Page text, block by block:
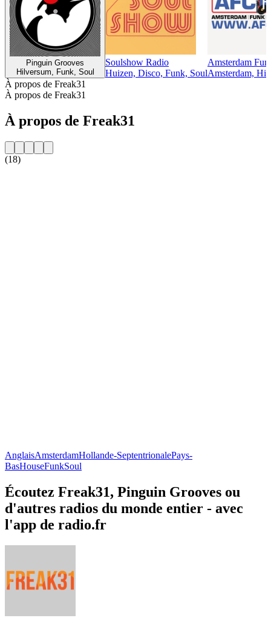
Pinguin Grooves
Hilversum, Funk, Soul
Soulshow Radio
Huizen, Disco, Funk, Soul
Amsterdam
Amsterdam,
À propos de Freak31
À propos de Freak31
À propos de Freak31
(18)
AnglaisAmsterdamHollande-SeptentrionalePays-
BasHouseFunkSoul
Écoutez Freak31, Pinguin Grooves ou
d'autres radios du monde entier - avec
l'app de radio.fr